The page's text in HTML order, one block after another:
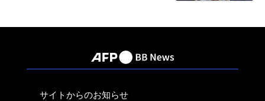
サイトからのお知らせ